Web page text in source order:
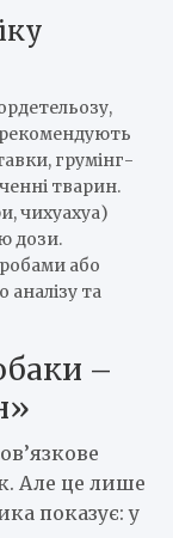
рекомендують
грумінг-
тварин.
чихуахуа)
дози.
або
аналізу та
–
Але це лише
показує: у